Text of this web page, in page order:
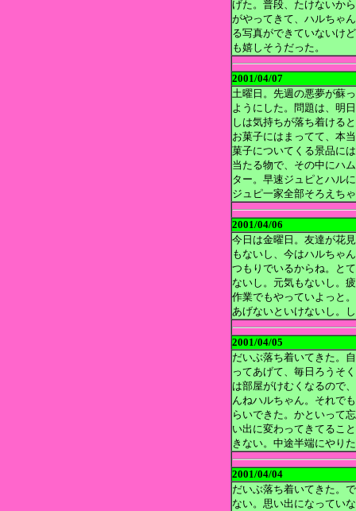
げた。普段、たけないか
がやってきて、ハルちゃ
る写真ができていないけ
も嬉しそうだった。
2001/04/07
土曜日。先週の悪夢が蘇
ようにした。問題は、明
しは気持ちが落ち着ける
お菓子にはまってて、本
菓子についてくる景品に
当たる物で、その中にハ
ター。早速ジュピとハル
ジュピ一家全部そろえち
2001/04/06
今日は金曜日。友達が花
もないし、今はハルちゃ
つもりでいるからね。と
ないし。元気もないし。
作業でもやっていよっと
あげないといけないし。
2001/04/05
だいぶ落ち着いてきた。
ってあげて、毎日ろうそ
は部屋がけむくなるので
んねハルちゃん。それで
らいできた。かといって
い出に変わってきてるこ
きない。中途半端にやり
2001/04/04
だいぶ落ち着いてきた。
ない。思い出になってい